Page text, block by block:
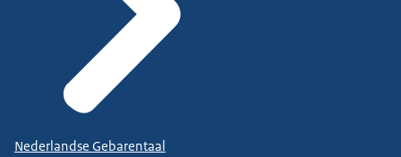
Nederlandse Gebarentaal